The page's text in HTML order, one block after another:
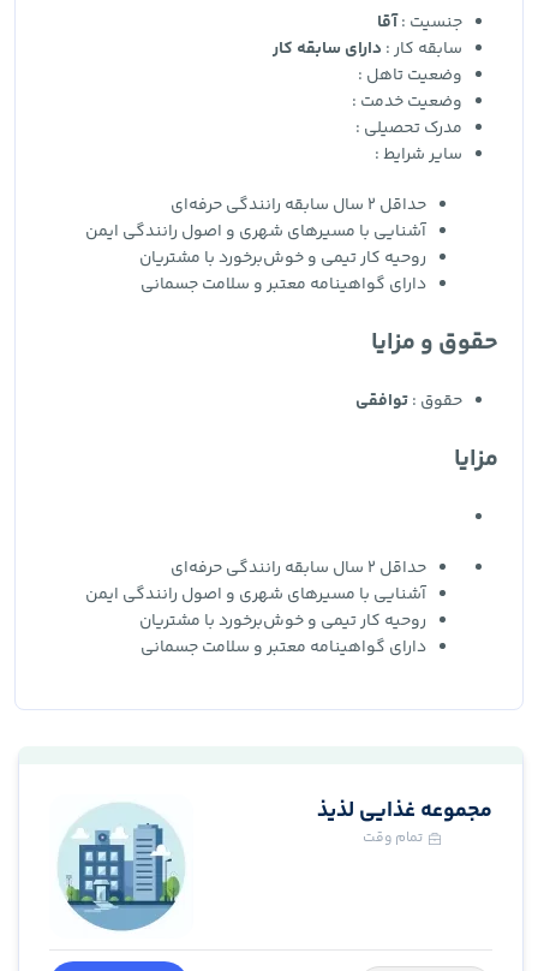
جنسیت :آقا
سابقه کار : دارای سابقه کار
وضعیت تاهل :
وضعیت خدمت :
مدرک تحصیلی :
سایر شرایط :
حداقل 2 سال سابقه رانندگی حرفه‌ای
آشنایی با مسیرهای شهری و اصول رانندگی ایمن
روحیه کار تیمی و خوش‌برخورد با مشتریان
دارای گواهینامه معتبر و سلامت جسمانی
حقوق و مزایا
حقوق :توافقی
مزایا
حداقل 2 سال سابقه رانندگی حرفه‌ای
آشنایی با مسیرهای شهری و اصول رانندگی ایمن
روحیه کار تیمی و خوش‌برخورد با مشتریان
دارای گواهینامه معتبر و سلامت جسمانی
مجموعه غذایی لذیذ
تمام وقت